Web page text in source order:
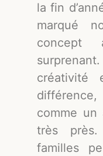
la fin
marqué
concept
créativité
comme un
très
familles